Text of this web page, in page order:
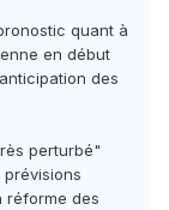
quant à
en début
des
perturbé"
réforme des